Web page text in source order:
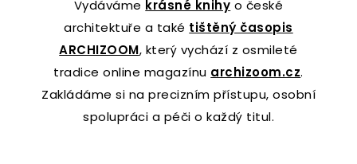
Vydáváme krásné knihy o české
architektuře a také tištěný časopis
ARCHIZOOM, který vychází z osmileté
tradice online magazínu archizoom.cz.
Zakládáme si na precizním přístupu, osobní
spolupráci a péči o každý titul.